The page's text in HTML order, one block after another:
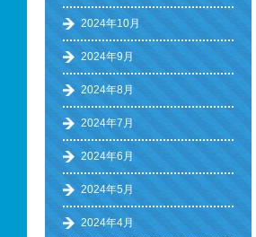
2024年10月
2024年9月
2024年8月
2024年7月
2024年6月
2024年5月
2024年4月